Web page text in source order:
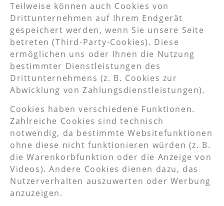
Teilweise können auch Cookies von
Drittunternehmen auf Ihrem Endgerät
gespeichert werden, wenn Sie unsere Seite
betreten (Third-Party-Cookies). Diese
ermöglichen uns oder Ihnen die Nutzung
bestimmter Dienstleistungen des
Drittunternehmens (z. B. Cookies zur
Abwicklung von Zahlungsdienstleistungen).
Cookies haben verschiedene Funktionen.
Zahlreiche Cookies sind technisch
notwendig, da bestimmte Websitefunktionen
ohne diese nicht funktionieren würden (z. B.
die Warenkorbfunktion oder die Anzeige von
Videos). Andere Cookies dienen dazu, das
Nutzerverhalten auszuwerten oder Werbung
anzuzeigen.